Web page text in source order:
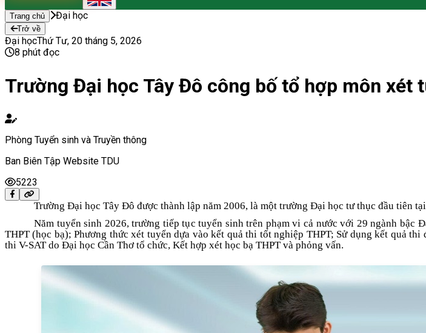
Trang chủ Đại học
Trở về
Đại họcThứ Tư, 20 tháng 5, 2026
8 phút đọc
Trường Đại học Tây Đô công bố tổ hợp môn xét
Phòng Tuyển sinh và Truyền thông
Ban Biên Tập Website TDU
5223
Trường Đại học Tây Đô được thành lập năm 2006, là một trường Đại học tư thục đầu tiên
Năm tuyển sinh 2026, trường tiếp tục tuyển sinh trên phạm vi cả nước với 29 ngành bậc
THPT (học bạ); Phương thức xét tuyển dựa vào kết quả thi tốt nghiệp THPT; Sử dụng kết quả thi
thi V-SAT do Đại học Cần Thơ tổ chức, Kết hợp xét học bạ THPT và phỏng vấn.